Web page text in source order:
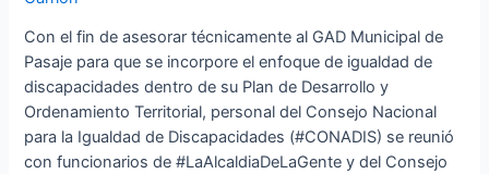
Con el fin de asesorar técnicamente al GAD Municipal de
Pasaje para que se incorpore el enfoque de igualdad de
discapacidades dentro de su Plan de Desarrollo y
Ordenamiento Territorial, personal del Consejo Nacional
para la Igualdad de Discapacidades (#CONADIS) se reunió
con funcionarios de #LaAlcaldiaDeLaGente y del Consejo